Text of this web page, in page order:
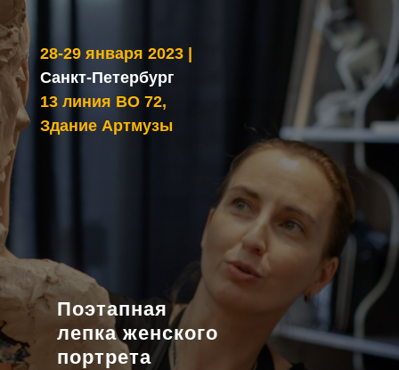
Поэтапная
лепка женского
портрета
28-29 января 2023 |
Санкт-Петербург
13 линия ВО 72,
Здание Артмузы